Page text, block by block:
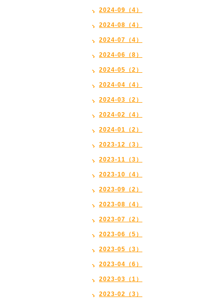
2024-09（4）
2024-08（4）
2024-07（4）
2024-06（8）
2024-05（2）
2024-04（4）
2024-03（2）
2024-02（4）
2024-01（2）
2023-12（3）
2023-11（3）
2023-10（4）
2023-09（2）
2023-08（4）
2023-07（2）
2023-06（5）
2023-05（3）
2023-04（6）
2023-03（1）
2023-02（3）